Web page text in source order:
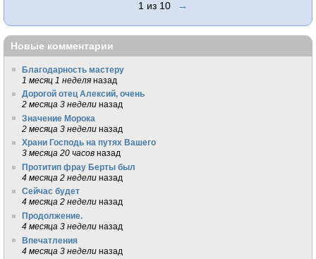
1 из 10 →
Новые комментарии
Благодарность мастеру
1 месяц 1 неделя назад
Дорогой отец Алексий, очень
2 месяца 3 недели назад
Значение Морока
2 месяца 3 недели назад
Храни Господь на путях Вашего
3 месяца 20 часов назад
Протитип фрау Берты был
4 месяца 2 недели назад
Сейчас будет
4 месяца 2 недели назад
Продолжение.
4 месяца 3 недели назад
Впечатления
4 месяца 3 недели назад